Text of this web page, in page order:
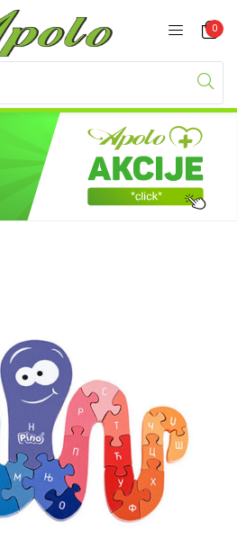
0
Registracija
i lozinku za prijavu.